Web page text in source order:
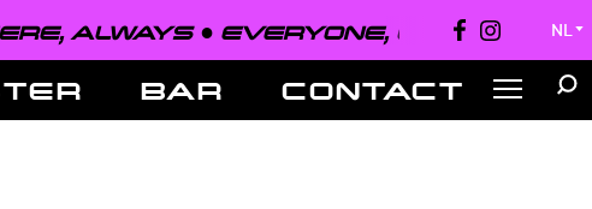
ALWAYS ●EVERYONE, NL ▼
BAR CONTACT